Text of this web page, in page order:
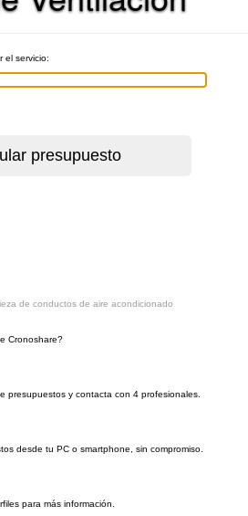
el servicio:
de conductos de aire acondicionado
Cronoshare?
presupuestos y contacta con 4 profesionales.
desde tu PC o smartphone, sin compromiso.
para más información.